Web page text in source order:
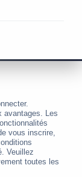
avantages. Les
vous inscrire,
Veuillez
toutes les